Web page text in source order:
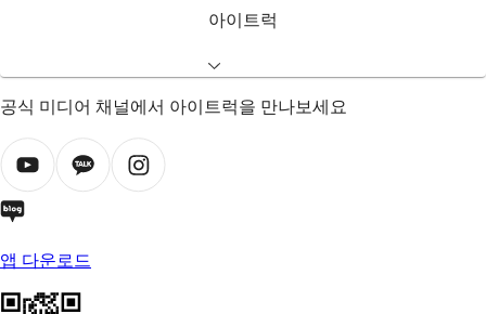
아이트럭
공식 미디어 채널에서 아이트럭을 만나보세요
앱 다운로드